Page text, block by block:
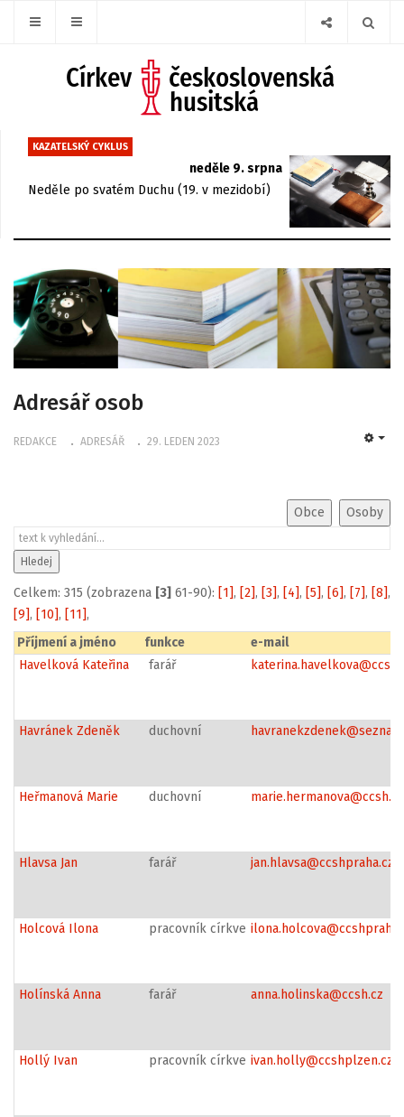
KAZATELSKÝ CYKLUS
neděle 9. srpna
Neděle po svatém Duchu (19. v mezidobí)
Adresář osob
REDAKCE ADRESÁŘ 29. LEDEN 2023
Celkem: 315 (zobrazena [3] 61-90): [1], [2], [3], [4], [5], [6], [7], [8],
[9], [10], [11],
Příjmení a jméno
funkce
e-mail
Havelková Kateřina
farář
Havránek Zdeněk duchovní
Heřmanová Marie duchovní marie.hermanova@ccsh.cz
Hlavsa Jan farář jan.hlavsa@ccshpraha.cz
Holcová Ilona pracovník církve
Holínská Anna farář anna.holinska@ccsh.cz
Hollý Ivan pracovník církve ivan.holly@ccshplzen.cz